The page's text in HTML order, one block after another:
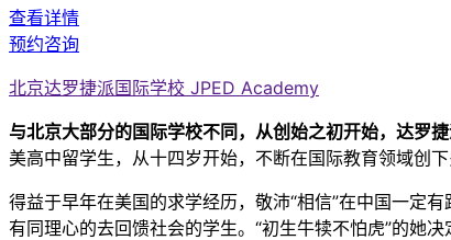
查看详情
预约咨询
北京达罗捷派国际学校 JPED Academy
与北京大部分的国际学校不同，从创始之初开始，达罗捷
美高中留学生，从十四岁开始，不断在国际教育领域创
得益于早年在美国的求学经历，敬沛“相信”在中国一定
有同理心的去回馈社会的学生。“初生牛犊不怕虎”的她